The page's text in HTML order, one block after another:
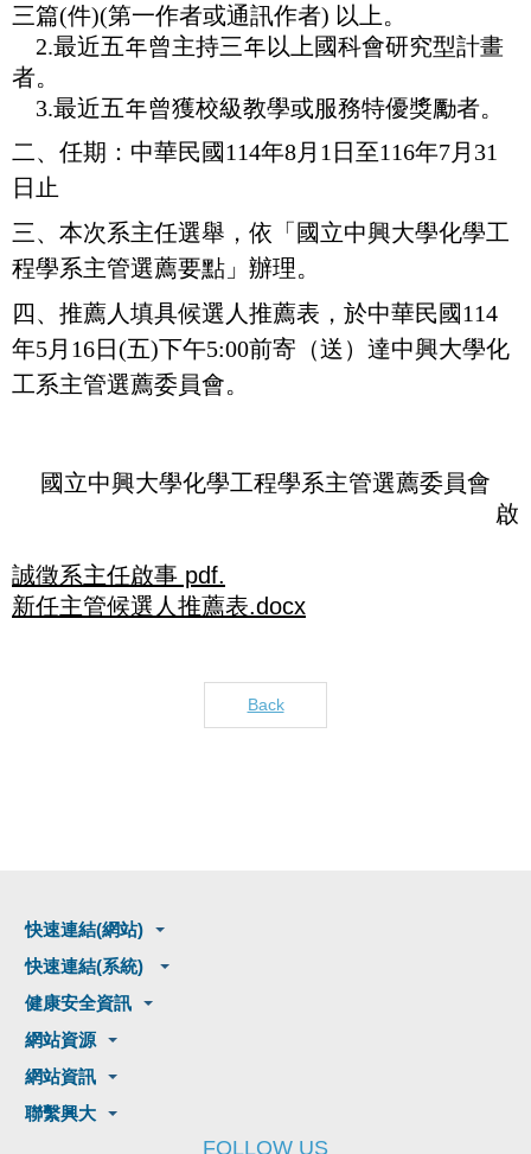
三篇(件)(第一作者或通訊作者) 以上。
2.最近五年曾主持三年以上國科會研究型計畫
者。
3.最近五年曾獲校級教學或服務特優獎勵者。
二、任期：中華民國114年8月1日至116年7月31
日止
三、本次系主任選舉，依「國立中興大學化學工
程學系主管選薦要點」辦理。
四、推薦人填具候選人推薦表，於中華民國114
年5月16日(五)下午5:00前寄（送）達中興大學化
工系主管選薦委員會。
國立中興大學化學工程學系主管選薦委員會
啟
誠徵系主任啟事 pdf.
新任主管候選人推薦表.docx
Back
快速連結(網站)
快速連結(系統)
健康安全資訊
網站資源
網站資訊
聯繫興大
FOLLOW US